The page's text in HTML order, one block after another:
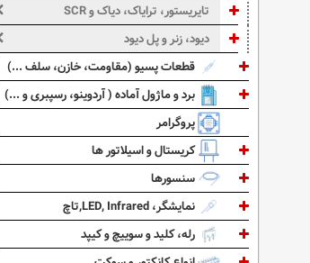
تایریستور، ترایاک، دیاک و SCR
دیود، زنر و پل دیود
قطعات پسیو (مقاومت، خازن، سلف ...)
برد و ماژول آماده ( آردوینو، رسپبری و ...)
پروگرامر
کریستال و اسیلاتور ها
سنسورها
نمایشگر، LED, Infrared,تاچ
رله، کلید و سوییچ و کیپد